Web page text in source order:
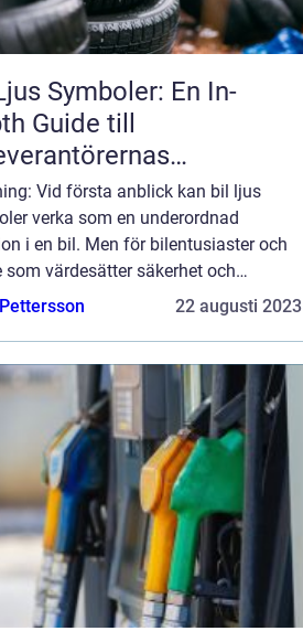
Symboler: En In-
Guide till
Vid första anblick kan bil ljus
verka som en underordnad
i en bil. Men för bilentusiaster och
som värdesätter säkerhet och
är dessa symboler mer än
22 augusti 2023